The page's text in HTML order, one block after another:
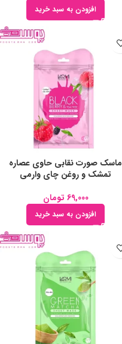
افزودن به سبد خرید
ماسک صورت نقابی حاوی عصاره
تمشک و روغن چای وارمی
69,000 تومان
افزودن به سبد خرید